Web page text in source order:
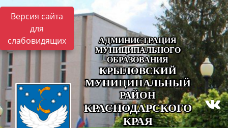
Версия сайта
для
слабовидящих
АДМИНИСТРАЦИЯ
МУНИЦИПАЛЬНОГО
ОБРАЗОВАНИЯ
КРЫЛОВСКИЙ
МУНИЦИПАЛЬНЫЙ
РАЙОН
КРАСНОДАРСКОГО
КРАЯ